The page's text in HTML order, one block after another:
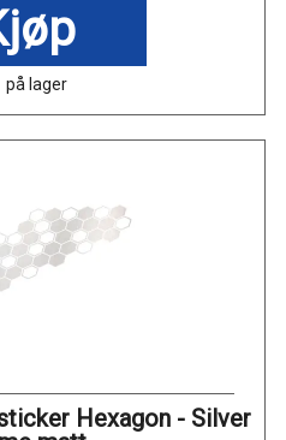
på lager
Hexagon - Silver